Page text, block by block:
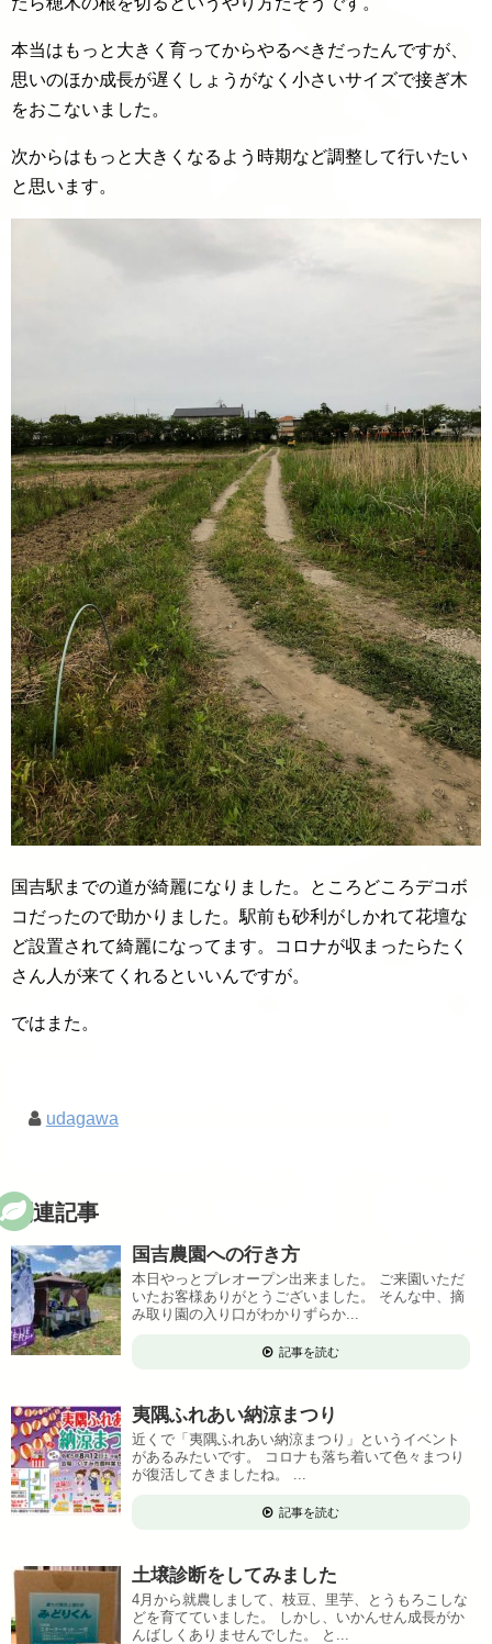
本当はもっと大きく育ってからやるべきだったんですが、
思いのほか成長が遅くしょうがなく小さいサイズで接ぎ木
をおこないました。
次からはもっと大きくなるよう時期など調整して行いたい
と思います。
国吉駅までの道が綺麗になりました。ところどころデコボ
コだったので助かりました。駅前も砂利がしかれて花壇な
ど設置されて綺麗になってます。コロナが収まったらたく
さん人が来てくれるといいんですが。
ではまた。
udagawa
関連記事
国吉農園への行き方
本日やっとプレオープン出来ました。 ご来園いただ
いたお客様ありがとうございました。 そんな中、摘
み取り園の入り口がわかりずらか...
記事を読む
夷隅ふれあい納涼まつり
近くで「夷隅ふれあい納涼まつり」というイベント
があるみたいです。 コロナも落ち着いて色々まつり
が復活してきましたね。 ...
記事を読む
土壌診断をしてみました
4月から就農しまして、枝豆、里芋、とうもろこしな
どを育てていました。 しかし、いかんせん成長がか
んばしくありませんでした。 と...